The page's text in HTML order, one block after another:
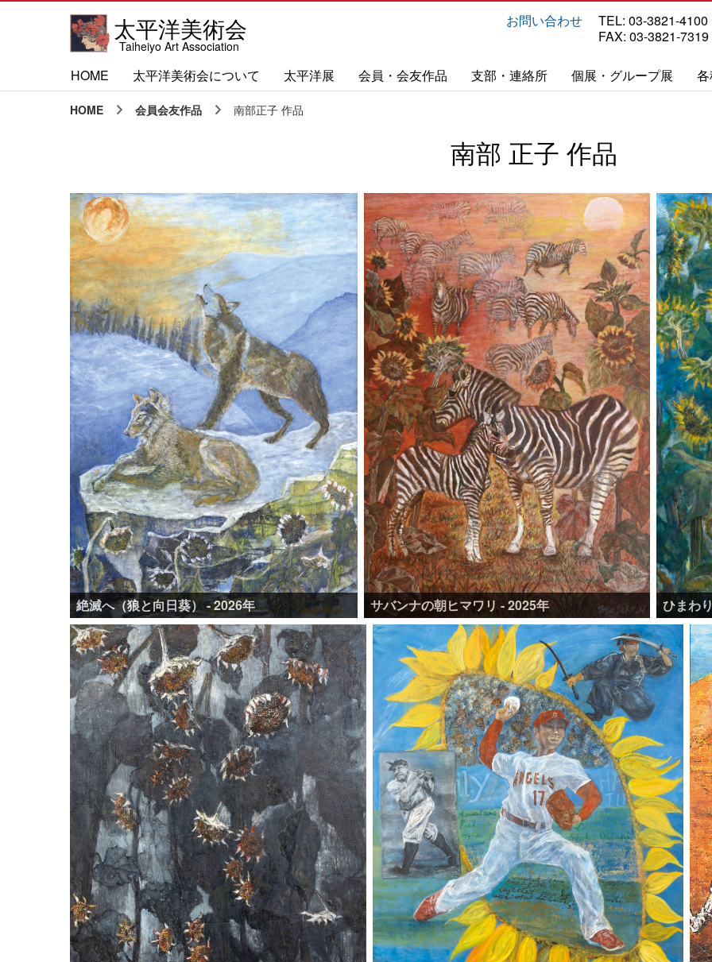
太平洋美術会
Taiheiyo Art Association
お問い合わせ
TEL: 03-3821-4100
FAX: 03-3821-7319
HOME 太平洋美術会について 太平洋展 会員・会友作品 支部・連絡所 個展・グループ展
HOME 会員会友作品 南部正子 作品
南部 正子 作品
絶滅へ（狼と向日葵） - 2026年 サバンナの朝ヒマワリ - 2025年 ひまわ